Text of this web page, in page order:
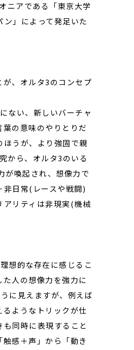
ニアである「東京大学
」によって発足いた
が、オルタ3のコンセプ
ない、新しいバーチャ
の意味のやりとりだ
うが、より強固で親
から、オルタ3のいる
が喚起され、想像力で
非日常(レースや戦闘)
アリティは非現実(機械
想的な存在に感じるこ
人の想像力を強力に
に見えますが、例えば
ようなトリックが仕
同時に表現すること
感＋声」から「動き